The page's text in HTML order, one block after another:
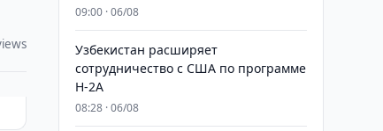
09:00 · 06/08
Узбекистан расширяет
сотрудничество с США по программе
H-2A
08:28 · 06/08